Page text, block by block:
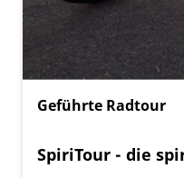
Geführte Radtour
SpiriTour - die